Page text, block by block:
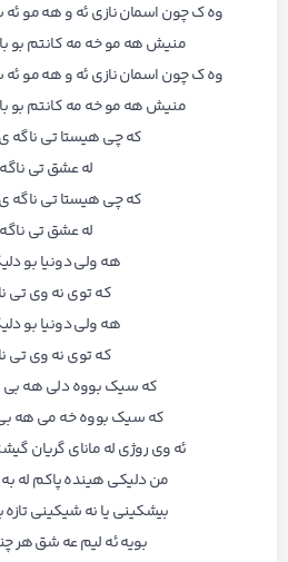
وه ک چون اسمان نازی ئه و هه مو ئه
منیش هه مو خه مه کانتم بو
وه ک چون اسمان نازی ئه و هه مو ئه
منیش هه مو خه مه کانتم بو
که چی هیستا تی ناگه
له عشق تی
که چی هیستا تی ناگه
له عشق تی
هه ولی دونیا بو
که توی نه وی تی
هه ولی دونیا بو
که توی نه وی تی
که سیک بووه دلی هه بی
که سیک بووه خه می هه بی
ئه وی روژی له مانای گریان
من دلیکی هینده پاکم له به
بیشکینی یا نه شیکینی تازه
بویه ئه لیم عه شق هر